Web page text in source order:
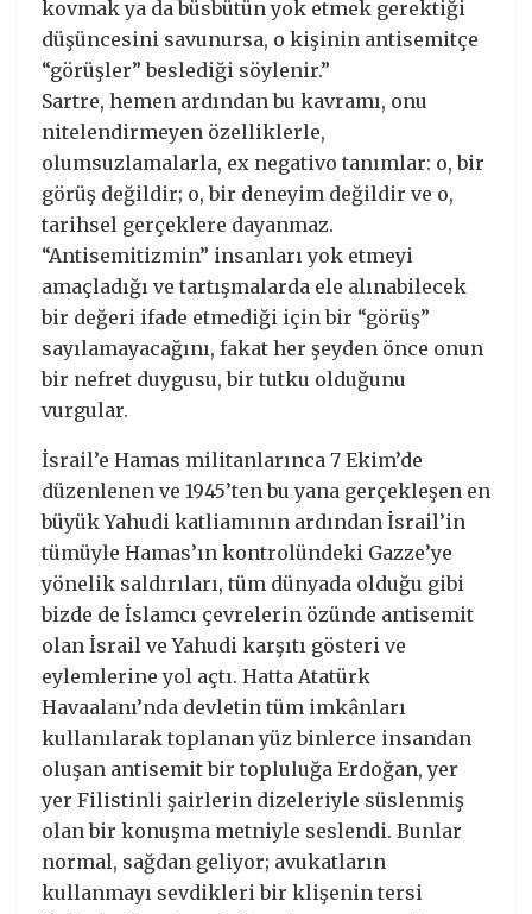
kovmak ya da büsbütün yok etmek gerektiği
düşüncesini savunursa, o kişinin antisemitçe
“görüşler” beslediği söylenir.”
Sartre, hemen ardından bu kavramı, onu
nitelendirmeyen özelliklerle,
olumsuzlamalarla, ex negativo tanımlar: o, bir
görüş değildir; o, bir deneyim değildir ve o,
tarihsel gerçeklere dayanmaz.
“Antisemitizmin” insanları yok etmeyi
amaçladığı ve tartışmalarda ele alınabilecek
bir değeri ifade etmediği için bir “görüş”
sayılamayacağını, fakat her şeyden önce onun
bir nefret duygusu, bir tutku olduğunu
vurgular.
İsrail’e Hamas militanlarınca 7 Ekim’de
düzenlenen ve 1945’ten bu yana gerçekleşen en
büyük Yahudi katliamının ardından İsrail’in
tümüyle Hamas’ın kontrolündeki Gazze’ye
yönelik saldırıları, tüm dünyada olduğu gibi
bizde de İslamcı çevrelerin özünde antisemit
olan İsrail ve Yahudi karşıtı gösteri ve
eylemlerine yol açtı. Hatta Atatürk
Havaalanı’nda devletin tüm imkânları
kullanılarak toplanan yüz binlerce insandan
oluşan antisemit bir topluluğa Erdoğan, yer
yer Filistinli şairlerin dizeleriyle süslenmiş
olan bir konuşma metniyle seslendi. Bunlar
normal, sağdan geliyor; avukatların
kullanmayı sevdikleri bir klişenin tersi